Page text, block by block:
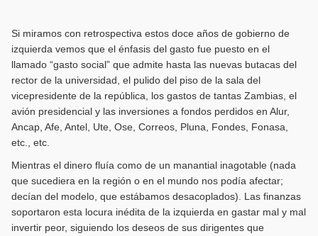
Si miramos con retrospectiva estos doce años de gobierno de
izquierda vemos que el énfasis del gasto fue puesto en el
llamado “gasto social” que admite hasta las nuevas butacas del
rector de la universidad, el pulido del piso de la sala del
vicepresidente de la república, los gastos de tantas Zambias, el
avión presidencial y las inversiones a fondos perdidos en Alur,
Ancap, Afe, Antel, Ute, Ose, Correos, Pluna, Fondes, Fonasa,
etc., etc.
Mientras el dinero fluía como de un manantial inagotable (nada
que sucediera en la región o en el mundo nos podía afectar;
decían del modelo, que estábamos desacoplados). Las finanzas
soportaron esta locura inédita de la izquierda en gastar mal y mal
invertir peor, siguiendo los deseos de sus dirigentes que